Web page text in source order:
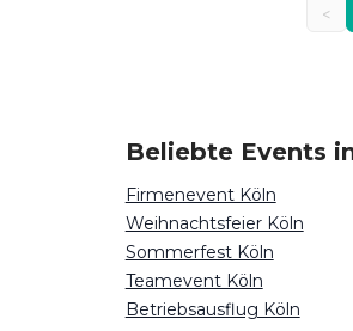
<
Beliebte Events
Firmenevent Köln
Weihnachtsfeier Köln
Sommerfest Köln
Teamevent Köln
Betriebsausflug Köln